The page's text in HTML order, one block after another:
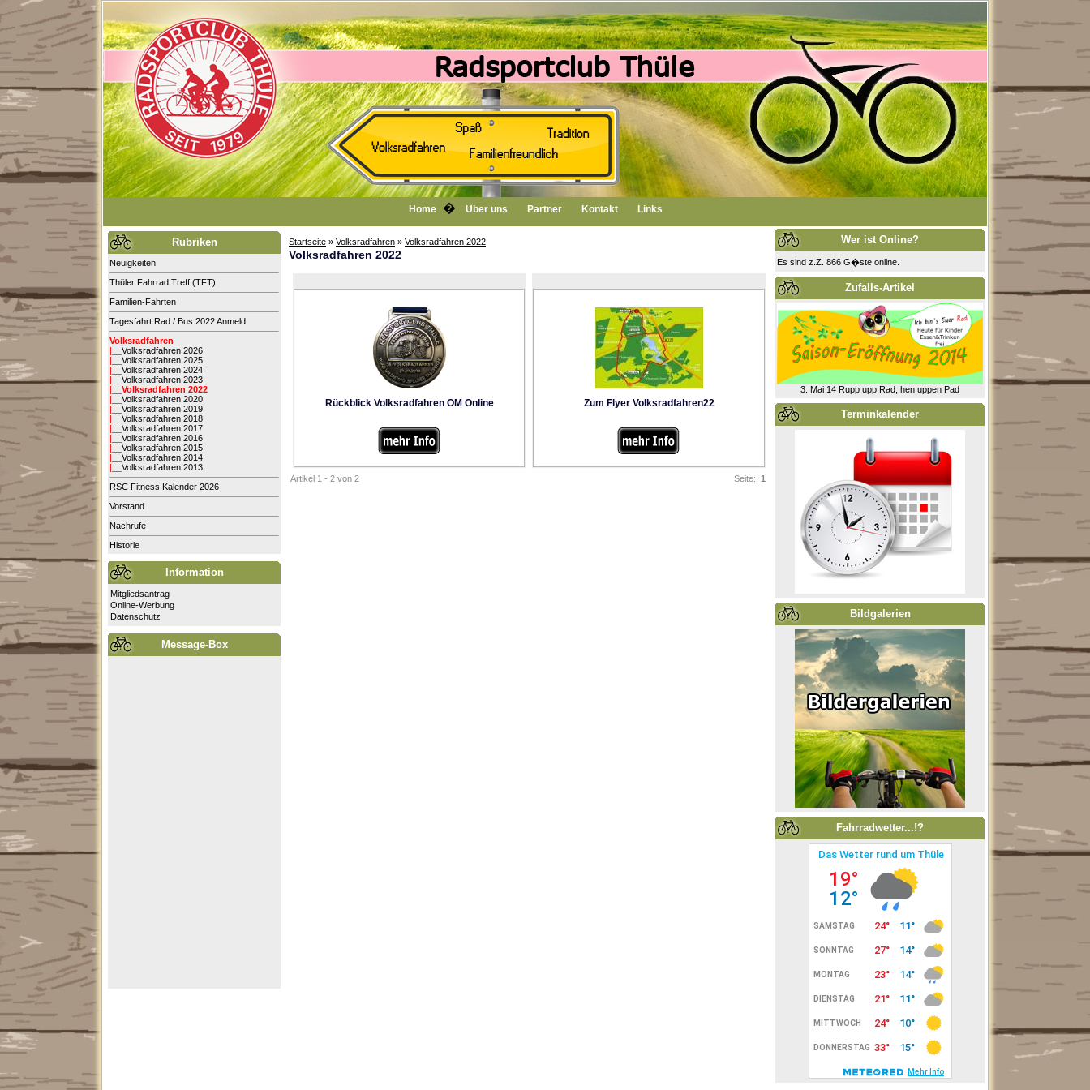
Home� Über uns Partner Kontakt Links
Rubriken
Neuigkeiten
Thüler Fahrrad Treff (TFT)
Familien-Fahrten
Tagesfahrt Rad / Bus 2022 Anmeld
Volksradfahren
|__ Volksradfahren 2026
|__ Volksradfahren 2025
|__ Volksradfahren 2024
|__ Volksradfahren 2023
|__ Volksradfahren 2022
|__ Volksradfahren 2020
|__ Volksradfahren 2019
|__ Volksradfahren 2018
|__ Volksradfahren 2017
|__ Volksradfahren 2016
|__ Volksradfahren 2015
|__ Volksradfahren 2014
|__ Volksradfahren 2013
RSC Fitness Kalender 2026
Vorstand
Nachrufe
Historie
Information
Mitgliedsantrag
Online-Werbung
Datenschutz
Message-Box
Startseite » Volksradfahren » Volksradfahren 2022
Volksradfahren 2022
Rückblick Volksradfahren OM Online Zum Flyer Volksradfahren22
Artikel 1 - 2 von 2 Seite: 1
Wer ist Online?
Es sind z.Z. 866 G�ste online.
Zufalls-Artikel
3. Mai 14 Rupp upp Rad, hen uppen Pad
Terminkalender
Bildgalerien
Fahrradwetter...!?